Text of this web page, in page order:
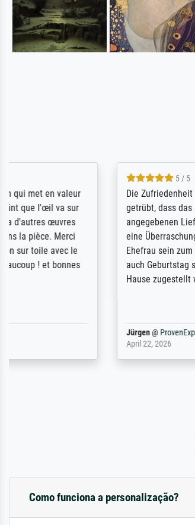
Die Zufriedenheit ist auch nicht dadurch
getrübt, dass das Bild entgegen einer
angegebenen Lieferanschrift (sollte
eine Überraschung für die normannische
Ehefrau sein zum Hochzeits- gleichzeitig
auch Geburtstag sein) doch nach zu
Como funciona a personalização?